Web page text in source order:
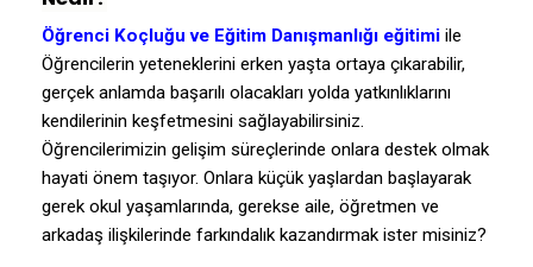
Öğrenci Koçluğu ve Eğitim Danışmanlığı eğitimi ile
Öğrencilerin yeteneklerini erken yaşta ortaya çıkarabilir,
gerçek anlamda başarılı olacakları yolda yatkınlıklarını
kendilerinin keşfetmesini sağlayabilirsiniz.
Öğrencilerimizin gelişim süreçlerinde onlara destek olmak
hayati önem taşıyor. Onlara küçük yaşlardan başlayarak
gerek okul yaşamlarında, gerekse aile, öğretmen ve
arkadaş ilişkilerinde farkındalık kazandırmak ister misiniz?